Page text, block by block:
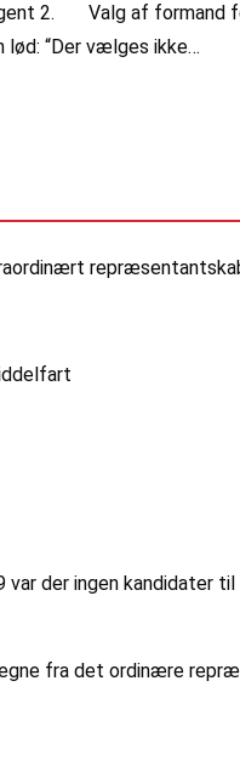
2. Valg af formand
lød: “Der vælges ikke…
der ingen kandidater
fra det ordinære